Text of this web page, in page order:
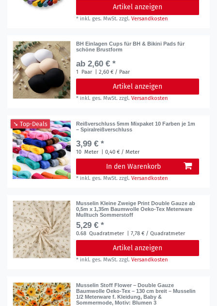
Artikel anzeigen
* inkl. ges. MwSt. zzgl.Versandkosten
BH Einlagen Cups für BH & Bikini Pads für
schöne Brustform
ab 2,60 € *
1 Paar | 2,60 € / Paar
Artikel anzeigen
* inkl. ges. MwSt. zzgl.Versandkosten
➘ Top-Deals
Reißverschluss 5mm Mixpaket 10 Farben je 1m
– Spiralreißverschluss
3,99 € *
10 Meter | 0,40 € / Meter
In den Warenkorb
* inkl. ges. MwSt. zzgl.Versandkosten
Musselin Kleine Zweige Print Double Gauze ab
0,5m x 1,35m Baumwolle Oeko-Tex Meterware
Mulltuch Sommerstoff
5,29 € *
0.68 Quadratmeter | 7,78 € / Quadratmeter
Artikel anzeigen
* inkl. ges. MwSt. zzgl.Versandkosten
Musselin Stoff Flower – Double Gauze
Baumwolle Oeko-Tex – 130 cm breit – Musselin
1/2 Meterware f. Kleidung, Baby &
Sommermode, Motiv: Blumen 3